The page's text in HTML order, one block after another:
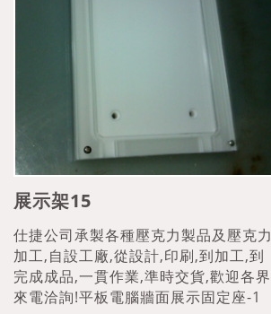
展示架15
仕捷公司承製各種壓克力製品及壓克力
加工,自設工廠,從設計,印刷,到加工,到
完成成品,一貫作業,準時交貨,歡迎各界
來電洽詢!平板電腦牆面展示固定座-1